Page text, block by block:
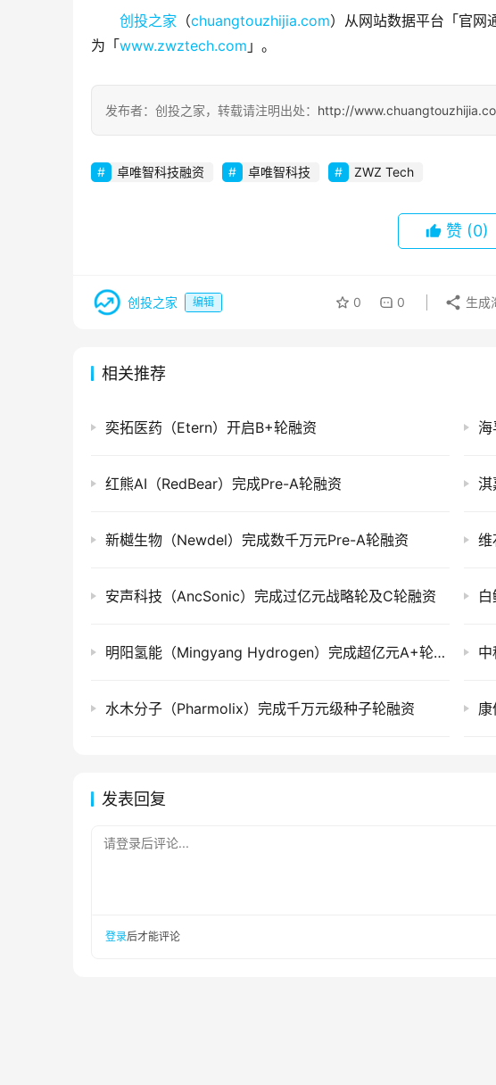
创投之家 （chuangtouzhijia.com）从网站数据平台「官网
为「www.zwztech.com 」。
发布者：创投之家，转载请注明出处： http://
卓唯智科技融资 卓唯智科技 ZWZ Tech
赞 (0)
创投之家 编辑 0 0 生成
相关推荐
奕拓医药（Etern）开启B+轮融资
红熊AI（RedBear）完成Pre-A轮融资 淇
新樾生物（Newdel）完成数千万元Pre-A轮融资 维
安声科技（AncSonic）完成过亿元战略轮及C轮融资
明阳氢能（Mingyang Hydrogen）完成超亿元A+轮融资
水木分子（Pharmolix）完成千万元级种子轮融资
发表回复
请登录后评论...
登录后才能评论